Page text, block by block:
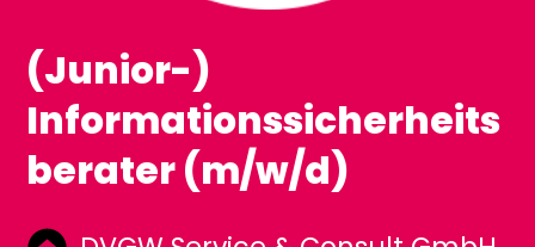
(Junior-)
Informationssicherheits
berater (m/w/d)